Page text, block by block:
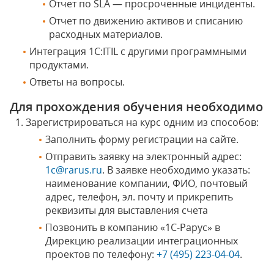
Отчет по SLA — просроченные инциденты.
Отчет по движению активов и списанию
расходных материалов.
Интеграция 1С:ITIL с другими программными
продуктами.
Ответы на вопросы.
Для прохождения обучения необходимо
Зарегистрироваться на курс одним из способов:
Заполнить форму регистрации на сайте.
Отправить заявку на электронный адрес:
1c@rarus.ru. В заявке необходимо указать:
наименование компании, ФИО, почтовый
адрес, телефон, эл. почту и прикрепить
реквизиты для выставления счета
Позвонить в компанию «1С-Рарус» в
Дирекцию реализации интеграционных
проектов по телефону: +7 (495) 223-04-04.